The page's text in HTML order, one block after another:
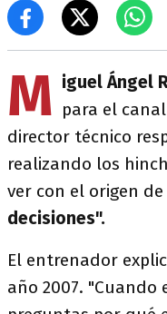
M iguel Ángel
para el
director técnico
realizando los
ver con el origen
decisiones".
El entrenador
año 2007. "Cuando